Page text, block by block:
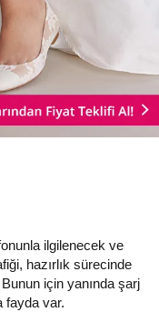
ilgilenecek ve
hazırlık sürecinde
için yanında şarj
fayda var.